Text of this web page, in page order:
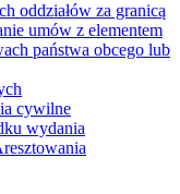
oddziałów za granicą
umów z elementem
państwa obcego lub
cywilne
wydania